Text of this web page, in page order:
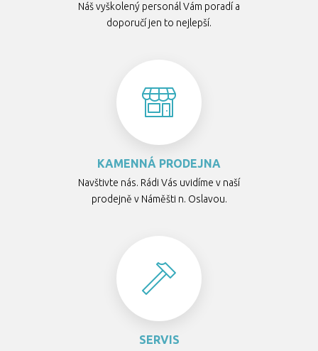
Náš vyškolený personál Vám poradí a
doporučí jen to nejlepší.
KAMENNÁ PRODEJNA
Navštivte nás. Rádi Vás uvidíme v naší
prodejně v Náměšti n. Oslavou.
SERVIS